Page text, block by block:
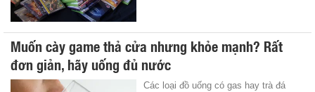
Muốn cày game thả cửa nhưng khỏe mạnh? Rất
đơn giản, hãy uống đủ nước
Các loại đồ uống có gas hay trà đá